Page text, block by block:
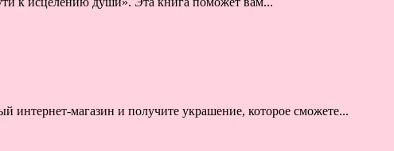
интернет-магазин и получите украшение, которое сможете...